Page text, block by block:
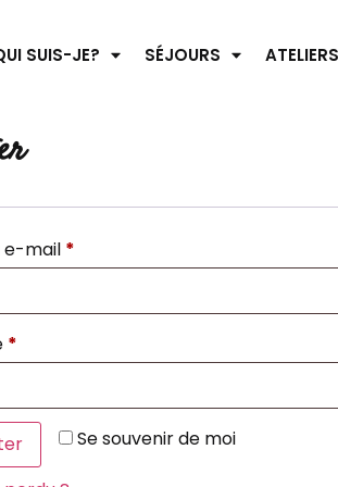
SUIS-JE? SÉJOURS ATELIERS
e-mail *
*
Se souvenir de moi